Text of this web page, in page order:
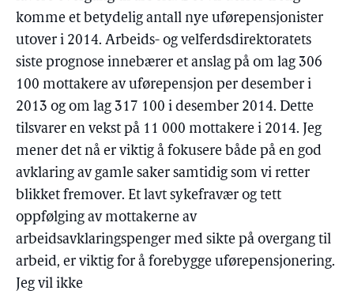
komme et betydelig antall nye uførepensjonister
utover i 2014. Arbeids- og velferdsdirektoratets
siste prognose innebærer et anslag på om lag 306
100 mottakere av uførepensjon per desember i
2013 og om lag 317 100 i desember 2014. Dette
tilsvarer en vekst på 11 000 mottakere i 2014. Jeg
mener det nå er viktig å fokusere både på en god
avklaring av gamle saker samtidig som vi retter
blikket fremover. Et lavt sykefravær og tett
oppfølging av mottakerne av
arbeidsavklaringspenger med sikte på overgang til
arbeid, er viktig for å forebygge uførepensjonering.
Jeg vil ikke